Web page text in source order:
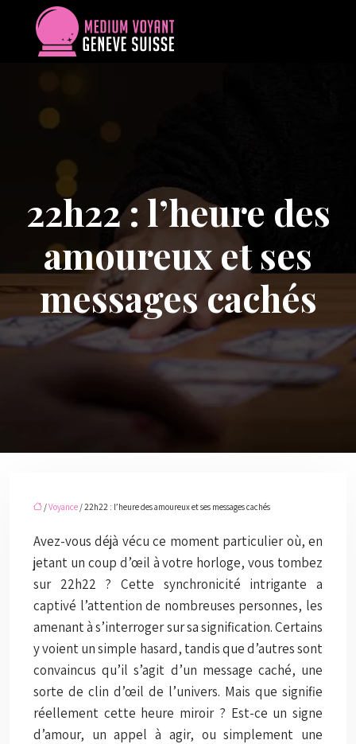
22h22 : l’heure des
amoureux et ses
messages cachés
/Voyance / 22h22 : l’heure des amoureux et ses messages cachés
Avez-vous déjà vécu ce moment particulier où, en
jetant un coup d’œil à votre horloge, vous tombez
sur 22h22 ? Cette synchronicité intrigante a
captivé l’attention de nombreuses personnes, les
amenant à s’interroger sur sa signification. Certains
y voient un simple hasard, tandis que d’autres sont
convaincus qu’il s’agit d’un message caché, une
sorte de clin d’œil de l’univers. Mais que signifie
réellement cette heure miroir ? Est-ce un signe
d’amour, un appel à agir, ou simplement une